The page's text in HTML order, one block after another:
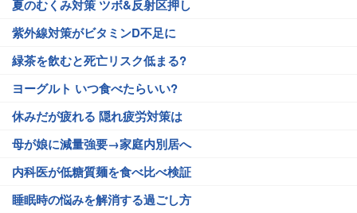
夏のむくみ対策 ツボ&反射区押し
紫外線対策がビタミンD不足に
緑茶を飲むと死亡リスク低まる?
ヨーグルト いつ食べたらいい?
休みだが疲れる 隠れ疲労対策は
母が娘に減量強要→家庭内別居へ
内科医が低糖質麺を食べ比べ検証
睡眠時の悩みを解消する過ごし方